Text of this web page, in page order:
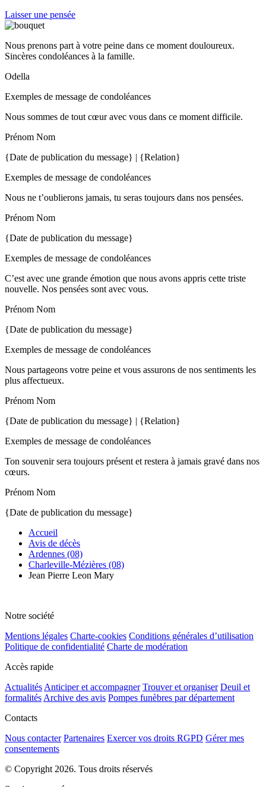
Laisser une pensée
Nous prenons part à votre peine dans ce moment douloureux.
Sincères condoléances à la famille.
Odella
Exemples de message de condoléances
Nous sommes de tout cœur avec vous dans ce moment difficile.
Prénom Nom
{Date de publication du message} | {Relation}
Exemples de message de condoléances
Nous ne t’oublierons jamais, tu seras toujours dans nos pensées.
Prénom Nom
{Date de publication du message}
Exemples de message de condoléances
C’est avec une grande émotion que nous avons appris cette triste
nouvelle. Nos pensées sont avec vous.
Prénom Nom
{Date de publication du message}
Exemples de message de condoléances
Nous partageons votre peine et vous assurons de nos sentiments les
plus affectueux.
Prénom Nom
{Date de publication du message} | {Relation}
Exemples de message de condoléances
Ton souvenir sera toujours présent et restera à jamais gravé dans nos
cœurs.
Prénom Nom
{Date de publication du message}
Accueil
Avis de décès
Ardennes (08)
Charleville-Mézières (08)
Jean Pierre Leon Mary
Notre société
Mentions légales Charte-cookies Conditions générales d’utilisation
Politique de confidentialité Charte de modération
Accès rapide
Actualités Anticiper et accompagner Trouver et organiser Deuil et
formalités Archive des avis Pompes funèbres par département
Contacts
Nous contacter Partenaires Exercer vos droits RGPD Gérer mes
consentements
© Copyright 2026. Tous droits réservés